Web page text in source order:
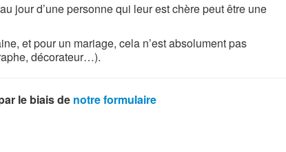
jour d’une personne qui leur est chère peut être une
et pour un mariage, cela n’est absolument pas
décorateur…).
le biais de notre formulaire